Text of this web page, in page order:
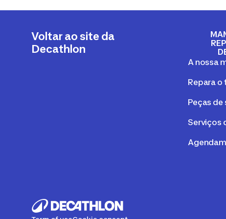
Voltar ao site da
Decathlon
A nossa
Repara
Peças
Serviços